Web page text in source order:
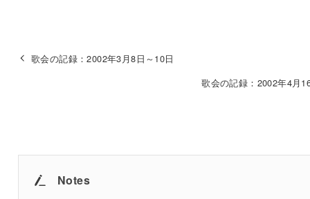
歌会の記録：2002年3月8日～10日
歌会の記録：2002年4月
Notes